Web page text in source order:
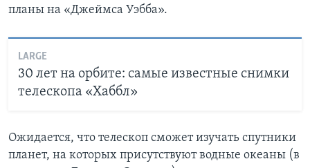
планы на «Джеймса Уэбба».
LARGE
30 лет на орбите: самые известные снимки
телескопа «Хаббл»
Ожидается, что телескоп сможет изучать спутники
планет, на которых присутствуют водные океаны (в